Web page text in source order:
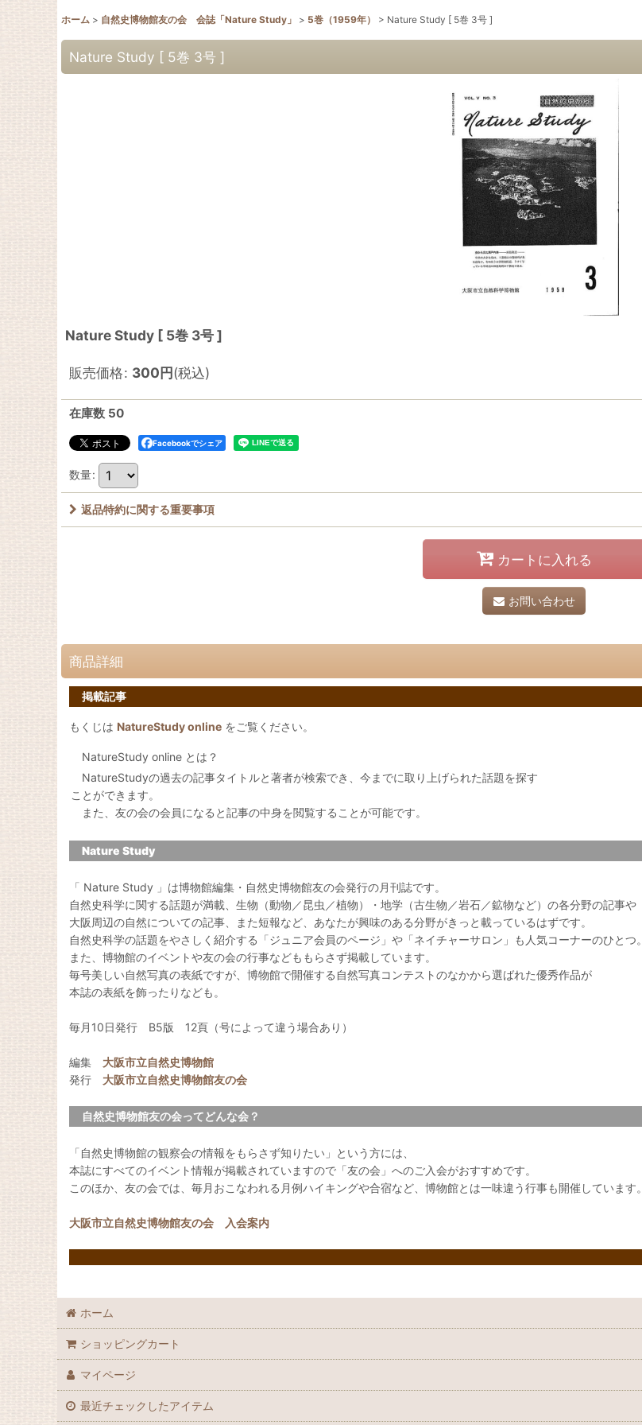
ホーム > 自然史博物館友の会 会誌「Nature Study」 > 5巻（1959年） > Nature Study [ 5巻 3号 ]
Nature Study [ 5巻 3号 ]
Nature Study [ 5巻 3号 ]
販売価格: 300円(税込)
在庫数 50
Facebookでシェア
数量:
返品特約に関する重要事項
カートに入れる
お問い合わせ
商品詳細
掲載記事
もくじは NatureStudy online をご覧ください。
NatureStudy online とは？
NatureStudyの過去の記事タイトルと著者が検索でき、今までに取り上げられた話題を探す
ことができます。
また、友の会の会員になると記事の中身を閲覧することが可能です。
Nature Study
「 Nature Study 」は博物館編集・自然史博物館友の会発行の月刊誌です。
自然史科学に関する話題が満載、生物（動物／昆虫／植物）・地学（古生物／岩石／鉱物など）の各分野の記事や
大阪周辺の自然についての記事、また短報など、あなたが興味のある分野がきっと載っているはずです。
自然史科学の話題をやさしく紹介する「ジュニア会員のページ」や「ネイチャーサロン」も人気コーナーのひとつ。
また、博物館のイベントや友の会の行事などももらさず掲載しています。
毎号美しい自然写真の表紙ですが、博物館で開催する自然写真コンテストのなかから選ばれた優秀作品が
本誌の表紙を飾ったりなども。
毎月10日発行 B5版 12頁（号によって違う場合あり）
編集 大阪市立自然史博物館
発行 大阪市立自然史博物館友の会
自然史博物館友の会ってどんな会？
「自然史博物館の観察会の情報をもらさず知りたい」という方には、
本誌にすべてのイベント情報が掲載されていますので「友の会」へのご入会がおすすめです。
このほか、友の会では、毎月おこなわれる月例ハイキングや合宿など、博物館とは一味違う行事も開催しています。
大阪市立自然史博物館友の会 入会案内
ホーム
ショッピングカート
マイページ
最近チェックしたアイテム